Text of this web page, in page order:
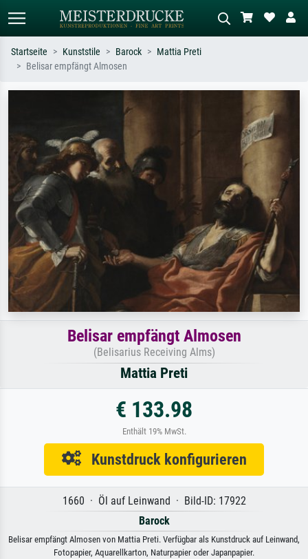
Suchen Sie nach Künstlern, Werktiteln
Sternennacht, Impressionismus, Welle
Hokusai, Akt.
Wiese, Abstrakt mit viel Rot, Dunkles
Ölgemälde, Stehender Akt neben einem
Startseite Kunststile Barock
Mattia Preti
Belisar empfängt Almosen
Belisar empfängt Almosen
(Belisarius Receiving Alms)
Mattia Preti
€ 133.98
Enthält 19% MwSt.
Kunstdruck konfigurieren
1660 · Öl auf Leinwand · Bild-ID: 17922
Barock
Belisar empfängt Almosen von Mattia Preti. Verfügbar als Kunstdruck auf Leinwand,
Fotopapier, Aquarellkarton, Naturpapier oder Japanpapier.